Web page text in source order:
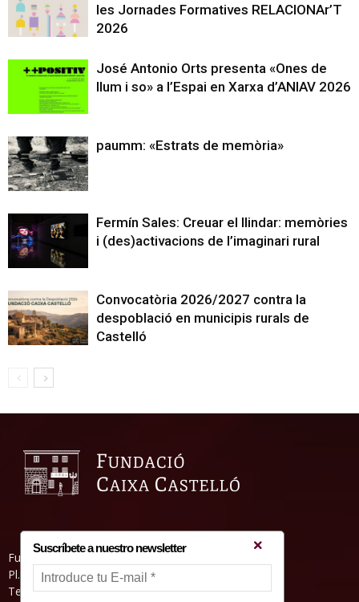
les Jornades Formatives RELACIONAr’T
2026
José Antonio Orts presenta «Ones de
llum i so» a l’Espai en Xarxa d’ANIAV 2026
paumm: «Estrats de memòria»
Fermín Sales: Creuar el llindar: memòries
i (des)activacions de l’imaginari rural
Convocatòria 2026/2027 contra la
despoblació en municipis rurals de
Castelló
Fundació Caixa Castelló • Casa Abadía
Pl. de l’Herba, s/nº. 12001 Castelló de la Plana
Telèfon 964 232 551 • Fax 964 231 550
Suscríbete a nuestro newsletter